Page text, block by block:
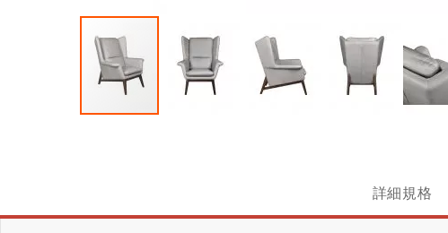
像
庫
詳細規格